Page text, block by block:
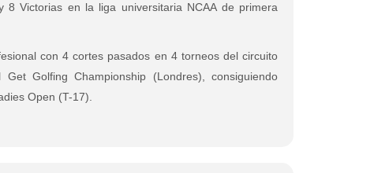
8 Victorias en la liga universitaria NCAA de primera
con 4 cortes pasados en 4 torneos del circuito
Golfing Championship (Londres), consiguiendo
Open (T-17).